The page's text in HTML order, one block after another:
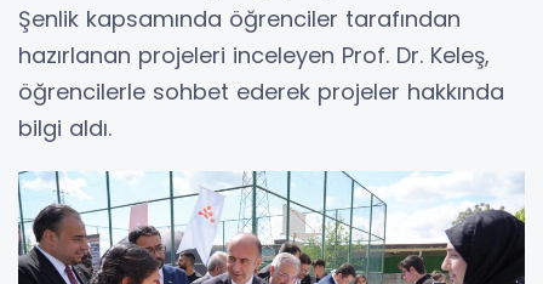
Şenlik kapsamında öğrenciler tarafından
hazırlanan projeleri inceleyen Prof. Dr. Keleş,
öğrencilerle sohbet ederek projeler hakkında
bilgi aldı.